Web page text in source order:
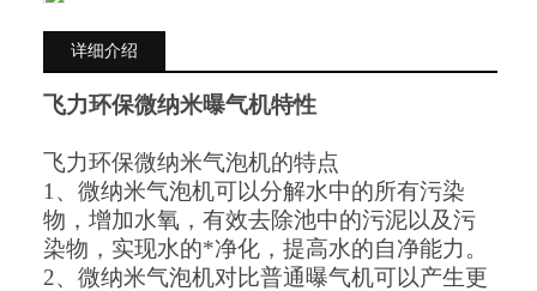
详细介绍
飞力环保微纳米曝气机特性
飞力环保微纳米气泡机的特点
1、微纳米气泡机可以分解水中的所有污染
物，增加水氧，有效去除池中的污泥以及污
染物，实现水的*净化，提高水的自净能力。
2、 微纳米气泡机对比普通曝气机可以产生更